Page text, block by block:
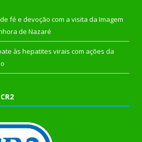
fé e devoção com a visita da Imagem
de Nazaré
às hepatites virais com ações da